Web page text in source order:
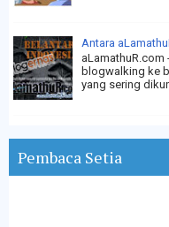
Antara
blogwalking ke
yang sering
Pembaca Setia